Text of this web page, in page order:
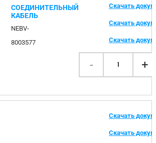
СОЕДИНИТЕЛЬНЫЙ
КАБЕЛЬ
NEBV-
8003577
Скачать
Скачать
Скачать
- 1 +
Скачать
Скачать